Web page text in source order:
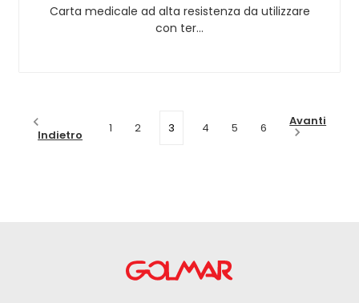
Carta medicale ad alta resistenza da utilizzare
con ter…
Indietro 1 2 3 4 5 6 Avanti